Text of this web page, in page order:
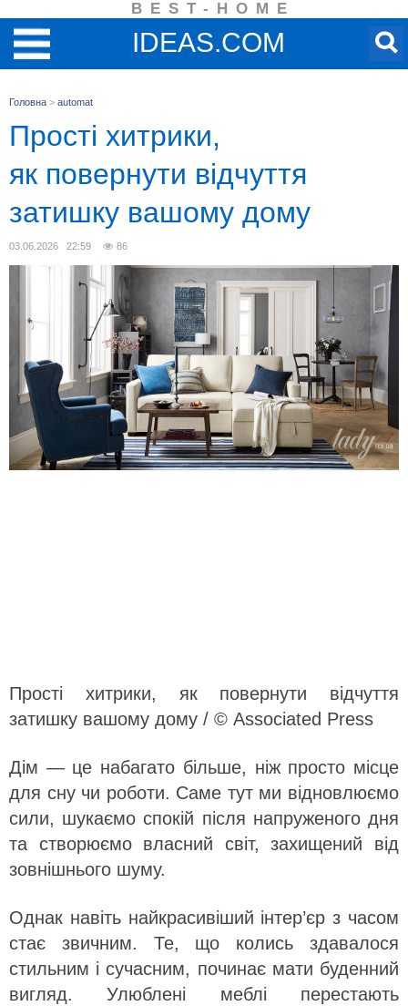
BEST-HOME
IDEAS.COM
Головна > automat
Прості хитрики,
як повернути відчуття
затишку вашому дому
03.06.2026 22:59 86
Прості хитрики, як повернути відчуття
затишку вашому дому / © Associated Press
Дім — це набагато більше, ніж просто місце
для сну чи роботи. Саме тут ми відновлюємо
сили, шукаємо спокій після напруженого дня
та створюємо власний світ, захищений від
зовнішнього шуму.
Однак навіть найкрасивіший інтер’єр з часом
стає звичним. Те, що колись здавалося
стильним і сучасним, починає мати буденний
вигляд. Улюблені меблі перестають